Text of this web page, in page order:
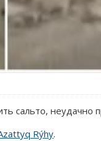
сальто, неудачно
Rýhy.